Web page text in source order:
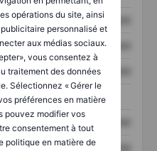
opérations du site, ainsi
personnalisé et
aux médias sociaux.
vous consentez à
traitement des données
Sélectionnez « Gérer le
préférences en matière
pouvez modifier vos
consentement à tout
politique en matière de
XXXXXXX XXXXXXX
XXXXXXX XXXXXXX
XXXXXXX XXXXXXX
XXXXXXX XXXXXXX